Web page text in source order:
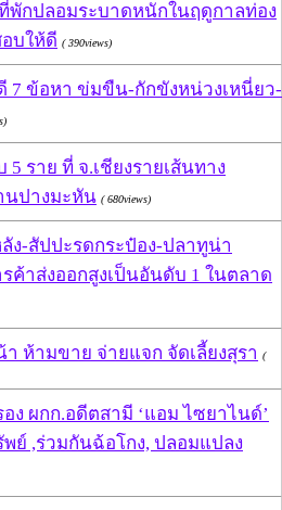
พักปลอมระบาดหนักในฤดูกาลท่อง
บให้ดี ( 390views)
7 ข้อหา ข่มขืน-กักขังหน่วงเหนี่ยว-
ราย ที่ จ.เชียงรายเส้นทาง
นปางมะหัน ( 680views)
ง-สัปปะรดกระป๋อง-ปลาทูน่า
ค้าส่งออกสูงเป็นอันดับ 1 ในตลาด
า ห้ามขาย จ่ายแจก จัดเลี้ยงสุรา (
ผกก.อดีตสามี ‘แอม ไซยาไนด์’
ย์ ,ร่วมกันฉ้อโกง, ปลอมแปลง